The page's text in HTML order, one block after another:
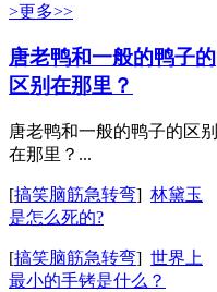
>更多>>
唐老鸭和一般的鸭子的
区别在那里？
唐老鸭和一般的鸭子的区别
在那里？...
[搞笑脑筋急转弯] 林黛玉
是怎么死的?
[搞笑脑筋急转弯] 世界上
最小的手铐是什么？